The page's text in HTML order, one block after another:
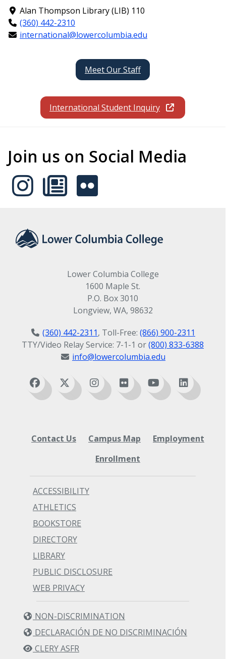
Alan Thompson Library (LIB) 110
(360) 442-2310
international@lowercolumbia.edu
Meet Our Staff
International Student Inquiry
Join us on Social Media
Lower Columbia College
1600 Maple St.
P.O. Box 3010
Longview, WA, 98632
(360) 442-2311, Toll-Free: (866) 900-2311
TTY/Video Relay Service: 7-1-1 or(800) 833-6388
info@lowercolumbia.edu
Contact Us Campus Map
Employment
Enrollment
ACCESSIBILITY
ATHLETICS
BOOKSTORE
DIRECTORY
LIBRARY
PUBLIC DISCLOSURE
WEB PRIVACY
NON-DISCRIMINATION
DECLARACIÓN DE NO DISCRIMINACIÓN
CLERY ASFR